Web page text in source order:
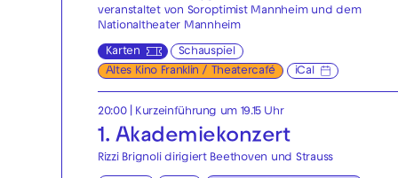
veranstaltet von Soroptimist Mannheim und dem
Nationaltheater Mannheim
Karten
Schauspiel
Altes Kino Franklin / Theatercafé
iCal
20:00 | Kurzeinführung um 19.15 Uhr
1. Akademie­konzert
Rizzi Brignoli dirigiert Beethoven und Strauss